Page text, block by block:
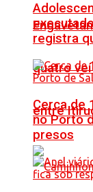
quatro
entre
registra
Cerca de
no Porto
presos